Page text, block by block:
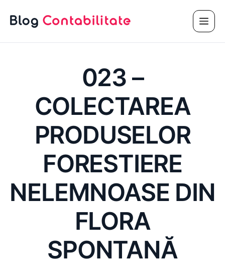
023 –
COLECTAREA
PRODUSELOR
FORESTIERE
NELEMNOASE DIN
FLORA
SPONTANĂ